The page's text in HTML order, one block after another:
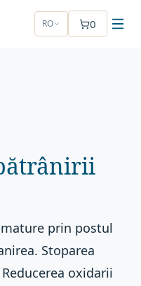
RO 0
prin postul
Stoparea
oxidarii